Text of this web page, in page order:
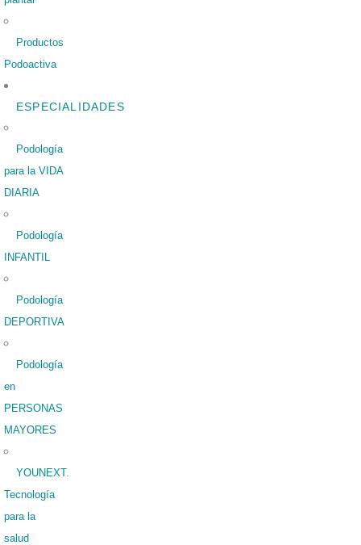
Productos
Podoactiva
ESPECIALIDADES
Podología
para la VIDA
DIARIA
Podología
INFANTIL
Podología
DEPORTIVA
Podología
en
PERSONAS
MAYORES
YOUNEXT.
Tecnología
para la
salud